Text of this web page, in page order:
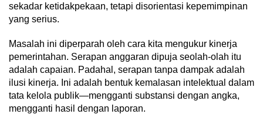
sekadar ketidakpekaan, tetapi disorientasi kepemimpinan
yang serius.
Masalah ini diperparah oleh cara kita mengukur kinerja
pemerintahan. Serapan anggaran dipuja seolah-olah itu
adalah capaian. Padahal, serapan tanpa dampak adalah
ilusi kinerja. Ini adalah bentuk kemalasan intelektual dalam
tata kelola publik—mengganti substansi dengan angka,
mengganti hasil dengan laporan.